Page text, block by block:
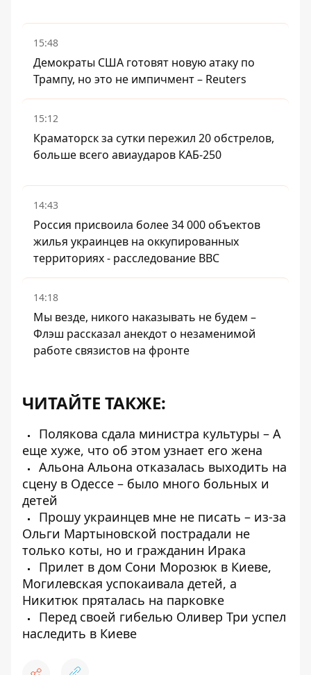
15:48
Демократы США готовят новую атаку по
Трампу, но это не импичмент – Reuters
15:12
Краматорск за сутки пережил 20 обстрелов,
больше всего авиаударов КАБ-250
14:43
Россия присвоила более 34 000 объектов
жилья украинцев на оккупированных
территориях - расследование BBC
14:18
Мы везде, никого наказывать не будем –
Флэш рассказал анекдот о незаменимой
работе связистов на фронте
ЧИТАЙТЕ ТАКЖЕ:
Полякова сдала министра культуры – А
еще хуже, что об этом узнает его жена
Альона Альона отказалась выходить на
сцену в Одессе – было много больных и
детей
Прошу украинцев мне не писать – из-за
Ольги Мартыновской пострадали не
только коты, но и гражданин Ирака
Прилет в дом Сони Морозюк в Киеве,
Могилевская успокаивала детей, а
Никитюк пряталась на парковке
Перед своей гибелью Оливер Три успел
наследить в Киеве